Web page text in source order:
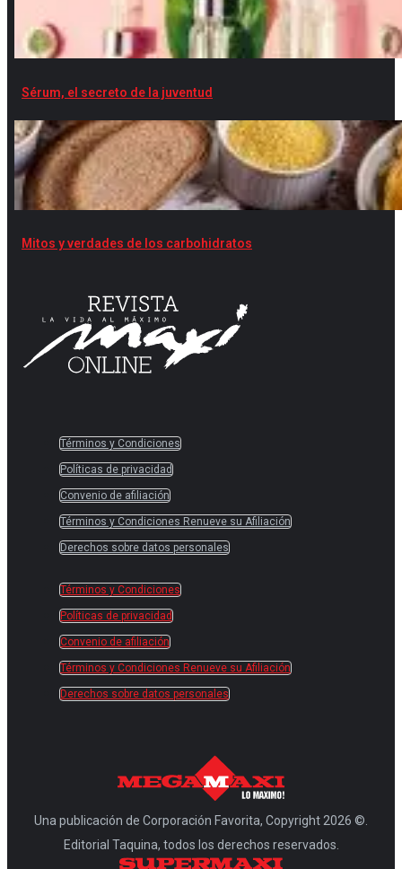
Sérum, el secreto de la juventud
Mitos y verdades de los carbohidratos
Términos y Condiciones
Políticas de privacidad
Convenio de afiliación
Términos y Condiciones Renueve su Afiliación
Derechos sobre datos personales
Términos y Condiciones
Políticas de privacidad
Convenio de afiliación
Términos y Condiciones Renueve su Afiliación
Derechos sobre datos personales
Una publicación de Corporación Favorita, Copyright 2026 ©.
Editorial Taquina, todos los derechos reservados.